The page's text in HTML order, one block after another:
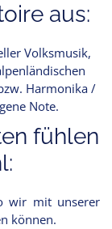
aus:
Volksmusik,
Harmonika /
Note.
fühlen
wir mit unserer
können.